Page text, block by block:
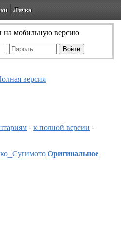
Личка
на мобильную версию
версия
-к полной версии -
Оригинальное